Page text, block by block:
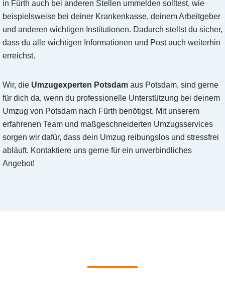
in Fürth auch bei anderen Stellen ummelden solltest, wie
beispielsweise bei deiner Krankenkasse, deinem Arbeitgeber
und anderen wichtigen Institutionen. Dadurch stellst du sicher,
dass du alle wichtigen Informationen und Post auch weiterhin
erreichst.
Wir, die Umzugexperten Potsdam aus Potsdam, sind gerne
für dich da, wenn du professionelle Unterstützung bei deinem
Umzug von Potsdam nach Fürth benötigst. Mit unserem
erfahrenen Team und maßgeschneiderten Umzugsservices
sorgen wir dafür, dass dein Umzug reibungslos und stressfrei
abläuft. Kontaktiere uns gerne für ein unverbindliches
Angebot!